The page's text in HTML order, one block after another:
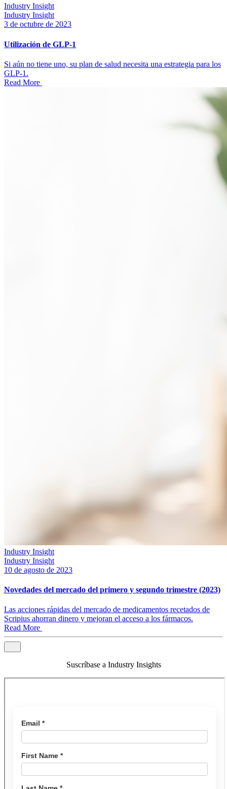
Industry Insight
Industry Insight
3 de octubre de 2023
Utilización de GLP-1
Si aún no tiene uno, su plan de salud necesita una estrategia para los
GLP-1.
Read More
Industry Insight
Industry Insight
10 de agosto de 2023
Novedades del mercado del primero y segundo trimestre (2023)
Las acciones rápidas del mercado de medicamentos recetados de
Scripius ahorran dinero y mejoran el acceso a los fármacos.
Read More
Suscríbase a Industry Insights